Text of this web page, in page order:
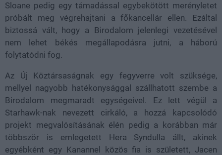
Sloane pedig egy támadással egybekötött merényletet
próbált meg végrehajtani a főkancellár ellen. Ezáltal
biztossá vált, hogy a Birodalom jelenlegi vezetésével
nem lehet békés megállapodásra jutni, a háború
folytatódni fog.
Az Új Köztársaságnak egy fegyverre volt szüksége,
mellyel nagyobb hatékonysággal szállhatott szembe a
Birodalom megmaradt egységeivel. Ez lett végül a
Starhawk-nak nevezett cirkáló, a hozzá kapcsolódó
projekt megvalósításának élén pedig a korábban már
többször is emlegetett Hera Syndulla állt, akinek
egyébként egy Kanannel közös fia is született, Jacen